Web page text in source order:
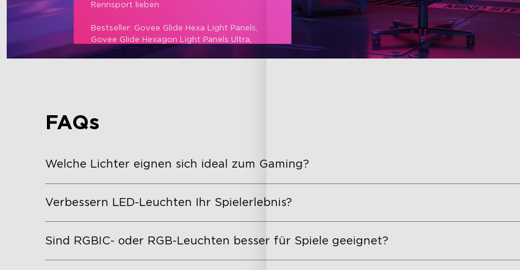
Rennsport lieben
Bestseller: Govee Glide Hexa Light Panels,
Govee Glide Hexagon Light Panels Ultra,
Govee Glide Wall Light, Govee Glide RGBIC Y
FAQs
Welche Lichter eignen sich ideal zum Gaming?
Verbessern LED-Leuchten Ihr Spielerlebnis?
Sind RGBIC- oder RGB-Leuchten besser für Spiele geeignet?